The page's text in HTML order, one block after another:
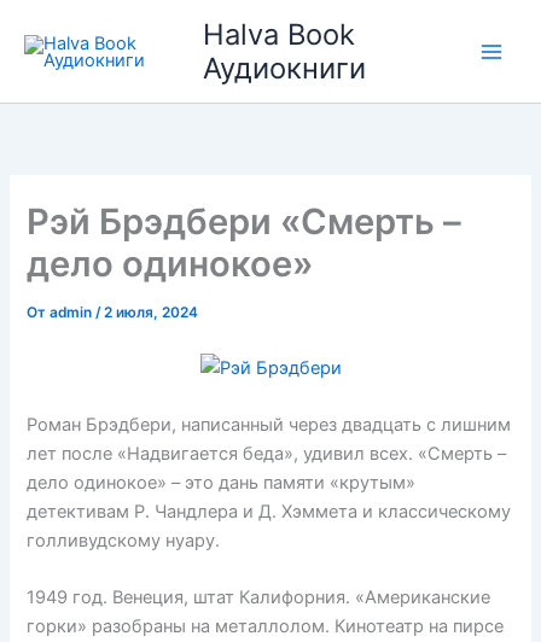
содержимому
Halva Book
Аудиокниги
Рэй Брэдбери «Смерть –
дело одинокое»
Отadmin/2 июля, 2024
Роман Брэдбери, написанный через двадцать с лишним
лет после «Надвигается беда», удивил всех. «Смерть –
дело одинокое» – это дань памяти «крутым»
детективам Р. Чандлера и Д. Хэммета и классическому
голливудскому нуару.
1949 год. Венеция, штат Калифорния. «Американские
горки» разобраны на металлолом. Кинотеатр на пирсе